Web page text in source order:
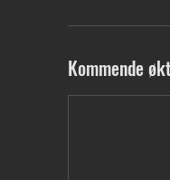
Kommende